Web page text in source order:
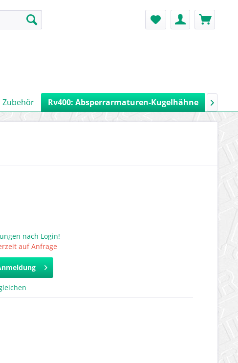
Zubehör Rv400: Absperrarmaturen-Kugelhähne 
nach Login!
auf Anfrage